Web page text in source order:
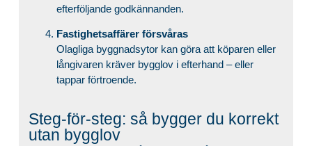
efterföljande godkännanden.
Fastighetsaffärer försvåras
Olagliga byggnadsytor kan göra att köparen eller
långivaren kräver bygglov i efterhand – eller
tappar förtroende.
Steg-för-steg: så bygger du korrekt
utan bygglov